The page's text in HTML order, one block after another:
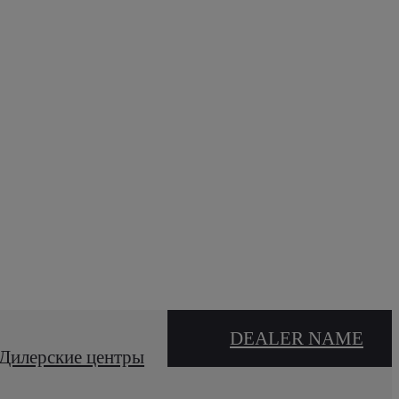
Дилерские центры
DEALER NAME